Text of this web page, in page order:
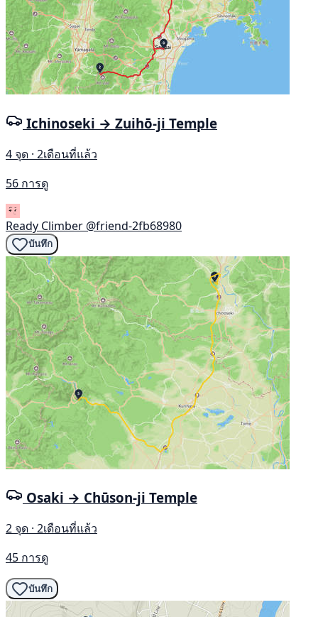
Ichinoseki → Zuihō-ji Temple
4 จุด · 2เดือนที่แล้ว
56 การดู
Ready Climber @friend-2fb68980
บันทึก
Osaki → Chūson-ji Temple
2 จุด · 2เดือนที่แล้ว
45 การดู
บันทึก